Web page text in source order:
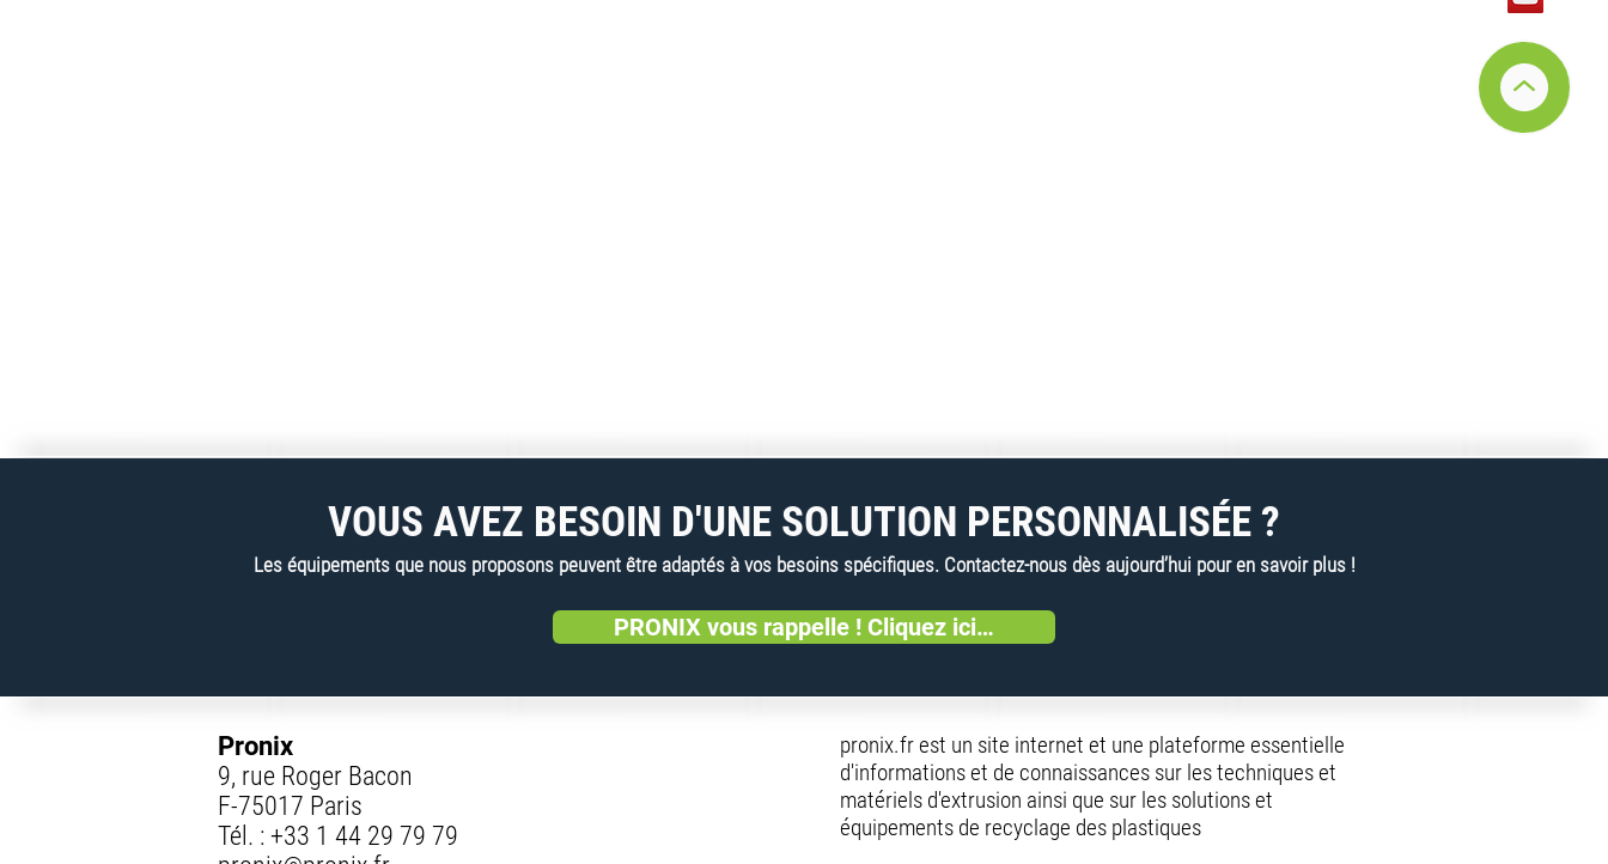
VOUS AVEZ BESOIN D'UNE SOLUTION PERSONNALISÉE ?
Les équipements que nous proposons peuvent être adaptés à vos besoins spécifiques. Contactez-nous dès aujourd’hui pour en savoir plus !
PRONIX vous rappelle ! Cliquez ici…
Pronix
9, rue Roger Bacon
F-75017 Paris
Tél. : +33 1 44 29 79 79
pronix.fr est un site internet et une plateforme essentielle
d'informations et de connaissances sur les techniques et
matériels d'extrusion ainsi que sur les solutions et
équipements de recyclage des plastiques